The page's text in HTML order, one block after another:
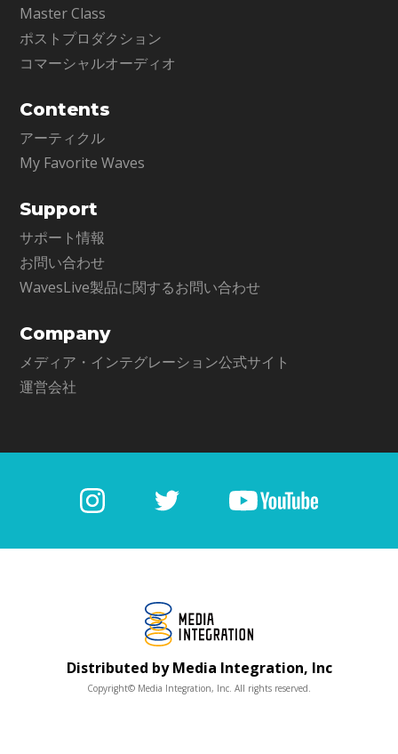
Master Class
ポストプロダクション
コマーシャルオーディオ
Contents
アーティクル
My Favorite Waves
Support
サポート情報
お問い合わせ
WavesLive製品に関するお問い合わせ
Company
メディア・インテグレーション公式サイト
運営会社
Distributed by Media Integration, Inc
Copyright© Media Integration, Inc. All rights reserved.